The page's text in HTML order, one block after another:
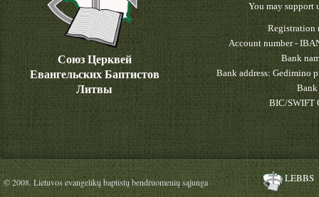
Союз Церквей
Евангельских Баптистов
Литвы
You may support
Registration
Account number -
Bank
Bank address: Gedimino
Bank
BIC/SWIFT
© 2008. Lietuvos evangelikų baptistų bendruomenių sąjunga LEBBS